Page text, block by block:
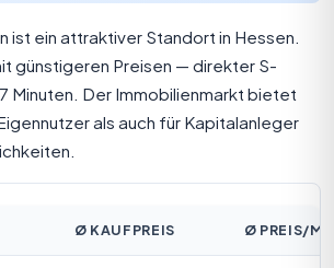
ist ein attraktiver Standort in Hessen.
günstigeren Preisen — direkter S-
Minuten. Der Immobilienmarkt bietet
als auch für Kapitalanleger
Ø KAUFPREIS Ø PREIS/M²